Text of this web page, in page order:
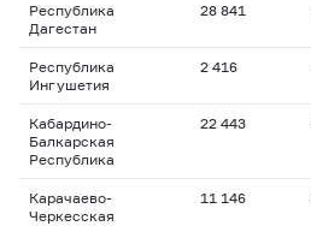
Республика
Дагестан
28 841
Республика
Ингушетия
2 416
Кабардино-
Балкарская
Республика
22 443
Карачаево-
Черкесская
11 146